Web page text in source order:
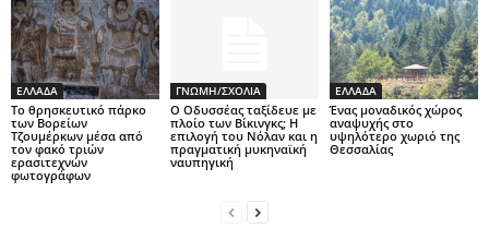
ΕΛΛΑΔΑ
Το θρησκευτικό πάρκο
των Βορείων
Τζουμέρκων μέσα από
τον φακό τριών
ερασιτεχνών
φωτογράφων
ΓΝΩΜΗ/ΣΧΟΛΙΑ
Ο Οδυσσέας ταξίδευε με
πλοίο των Βίκινγκς; Η
επιλογή του Νόλαν και η
πραγματική μυκηναϊκή
ναυπηγική
ΕΛΛΑΔΑ
Ένας μοναδικός χώρος
αναψυχής στο
υψηλότερο χωριό της
Θεσσαλίας